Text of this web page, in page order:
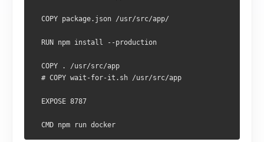
  COPY package.json /usr/src/app/
  RUN npm install --production
  COPY . /usr/src/app
  # COPY wait-for-it.sh /usr/src/app
  EXPOSE 8787
  CMD npm run docker